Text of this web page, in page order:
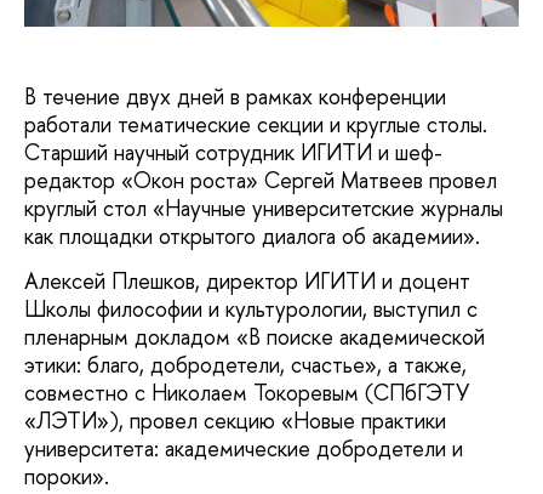
В течение двух дней в рамках конференции
работали тематические секции и круглые столы.
Cтарший научный сотрудник ИГИТИ и шеф-
редактор «Окон роста» Сергей Матвеев провел
круглый стол «Научные университетские журналы
как площадки открытого диалога об академии».
Алексей Плешков, директор ИГИТИ и доцент
Школы философии и культурологии, выступил с
пленарным докладом «В поиске академической
этики: благо, добродетели, счастье», а также,
совместно с Николаем Токоревым (СПбГЭТУ
«ЛЭТИ»), провел секцию «Новые практики
университета: академические добродетели и
пороки».